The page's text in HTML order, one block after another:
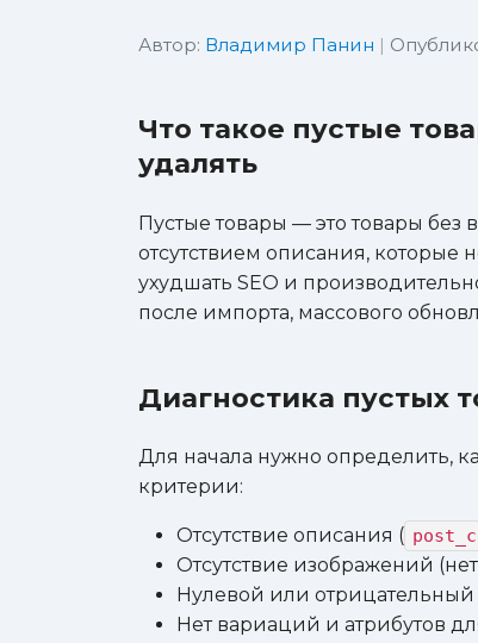
Автор: Владимир Панин |
Что такое пустые
удалять
Пустые товары — это товары без
отсутствием описания, которые
ухудшать SEO и
после импорта, массового
Диагностика пустых
Для начала нужно определить,
критерии:
Отсутствие описания (
Отсутствие изображений
Нулевой или отрицательный
Нет вариаций и атрибутов